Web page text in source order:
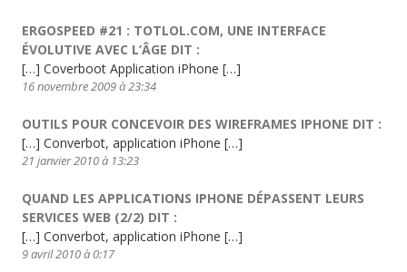
ERGOSPEED #21 : TOTLOL.COM, UNE INTERFACE
ÉVOLUTIVE AVEC L’ÂGE DIT :
[…] Coverboot Application iPhone […]
16 novembre 2009 à 23:34
OUTILS POUR CONCEVOIR DES WIREFRAMES IPHONE DIT :
[…] Converbot, application iPhone […]
21 janvier 2010 à 13:23
QUAND LES APPLICATIONS IPHONE DÉPASSENT LEURS
SERVICES WEB (2/2) DIT :
[…] Converbot, application iPhone […]
9 avril 2010 à 0:17